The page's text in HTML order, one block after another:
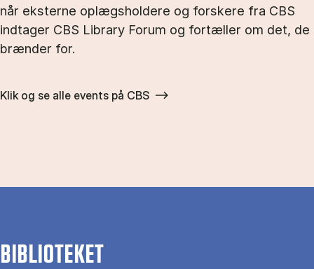
når ek­ster­ne op­lægs­hol­de­re og for­ske­re fra CBS
ind­ta­ger CBS Li­brary Forum og for­tæl­ler om det, de
bræn­der for.
Klik og se alle events på CBS
BIBLIOTEKET